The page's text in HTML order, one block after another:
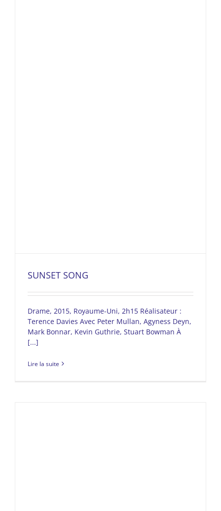
SUNSET SONG
Drame, 2015, Royaume-Uni, 2h15 Réalisateur :
Terence Davies Avec Peter Mullan, Agyness Deyn,
Mark Bonnar, Kevin Guthrie, Stuart Bowman À
[...]
Lire la suite